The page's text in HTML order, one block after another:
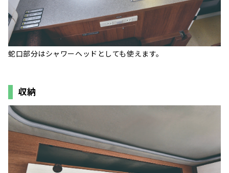
蛇口部分はシャワーヘッドとしても使えます。
収納